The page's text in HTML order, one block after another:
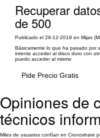
Recuperar
de 500
Publicado el 29-12-2018 en Mijas
Básicamente lo que ha pasado por
intente acceder al disco duro con
puedo acceder al mismo
Pide Precio Gratis
Opiniones de
técnicos
Miles de usuarios confían en Cronoshare